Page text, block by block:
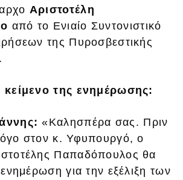
Αριστοτέλη
από το Ενιαίο Συντονιστικό
της Πυροσβεστικής
κείμενο της ενημέρωσης:
«Καλησπέρα σας. Πριν
στον κ. Υφυπουργό, ο
Παπαδόπουλος θα
για την εξέλιξη των